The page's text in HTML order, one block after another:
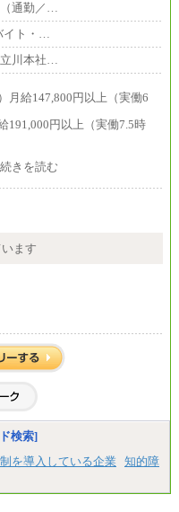
（通勤／…
イト・…
立川本社…
月給147,800円以上（実働6
以上（実働7.5時
（実働7.5時間）
（実働6時間）
時間）
37円
きを読む
ます
検索]
を導入している企業
知的障